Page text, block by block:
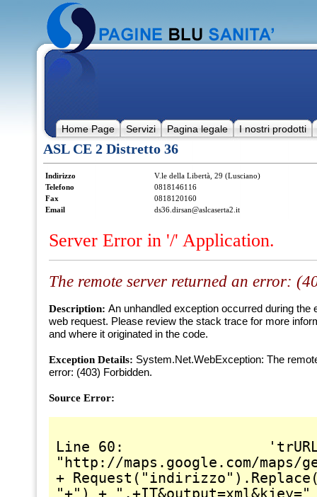
Home Page Servizi Pagina legale I nostri prodotti
ASL CE 2 Distretto 36
Indirizzo
V.le della Libertà, 29 (Lusciano)
Telefono
0818146116
Fax
0818120160
Email
ds36.dirsan@aslcaserta2.it